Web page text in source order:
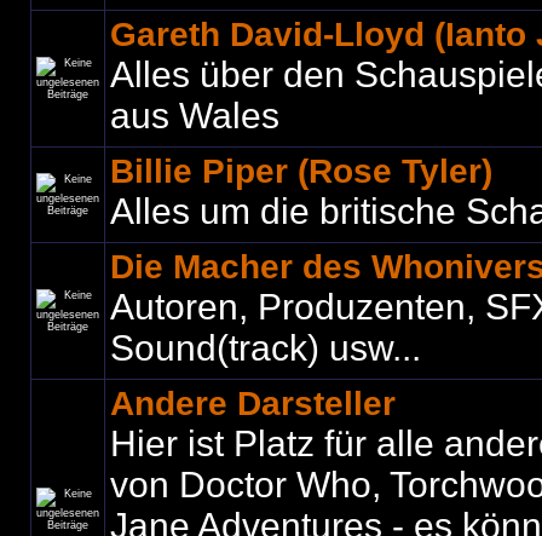
Gareth David-Lloyd (Ianto
Alles über den
aus Wales
Billie Piper (Rose Tyler)
Alles um die britische
Die Macher des
Autoren, Produzenten,
Sound(track) usw...
Andere Darsteller
Hier ist Platz für alle
von Doctor Who,
Jane Adventures - es